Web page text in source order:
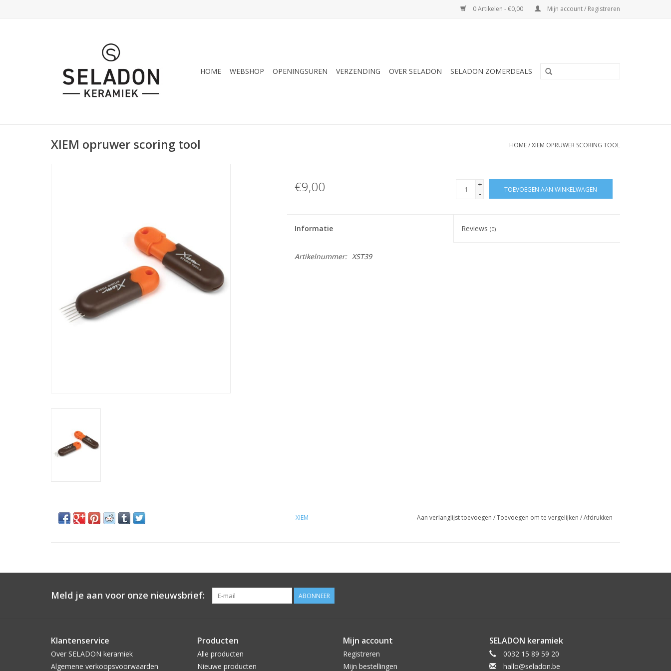
0 Artikelen - €0,00 Mijn account / Registreren
HOME WEBSHOP OPENINGSUREN VERZENDING OVER SELADON SELADON ZOMERDEALS
XIEM opruwer scoring tool HOME/XIEM OPRUWER SCORING TOOL
€9,00
+
-
TOEVOEGEN AAN WINKELWAGEN
Informatie Reviews(0)
Artikelnummer: XST39
XIEM Aan verlanglijst toevoegen /Toevoegen om te vergelijken /Afdrukken
Meld je aan voor onze nieuwsbrief: ABONNEER
Klantenservice
Over SELADON keramiek
Algemene verkoopsvoorwaarden
Producten
Alle producten
Nieuwe producten
Mijn account
Registreren
Mijn bestellingen
SELADON keramiek
0032 15 89 59 20
hallo@seladon.be